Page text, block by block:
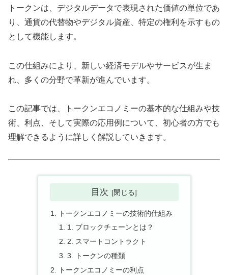
トークンは、デジタルデータで表現された価値の単位であ
り、通貨の代替物やデジタル資産、特定の権利を示すもの
として機能します。
この仕組みにより、新しい経済モデルやサービスが生ま
れ、多くの分野で革新が進んでいます。
この記事では、トークンエコノミーの基本的な仕組みや技
術、利点、そして実際の応用例について、初心者の方でも
理解できるように詳しく解説していきます。
目次
トークンエコノミーの技術的仕組み
1. ブロックチェーンとは？
2. スマートコントラクト
3. トークンの種類
トークンエコノミーの利点